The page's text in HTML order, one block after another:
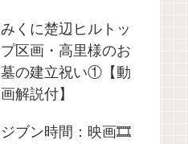
みくに楚辺ヒルトッ
プ区画・高里様のお
墓の建立祝い①【動
画解説付】
ジブン時間：映画🎞️